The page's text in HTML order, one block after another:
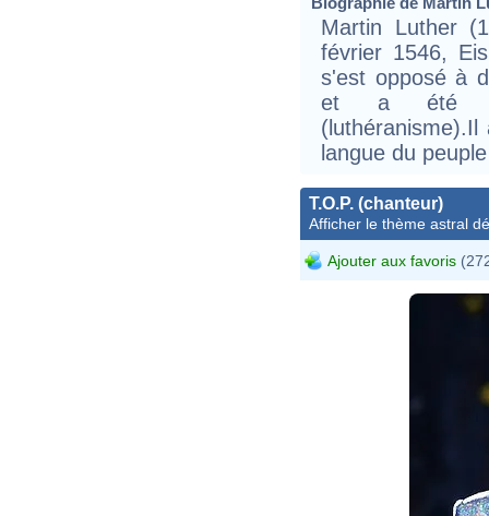
Martin Luther
février 1546,
s'est opposé à
et a été
langue du
T.O.P. (chanteur)
Afficher le thème astral
Ajouter aux favoris